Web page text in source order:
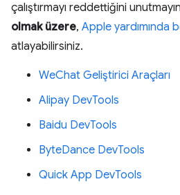
çalıştırmayı reddettiğini
olmak üzere, Apple yardımında
atlayabilirsiniz.
WeChat Geliştirici Araçları
Alipay DevTools
Baidu DevTools
ByteDance DevTools
Quick App DevTools